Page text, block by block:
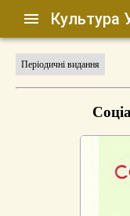
Культура
Періодичні видання